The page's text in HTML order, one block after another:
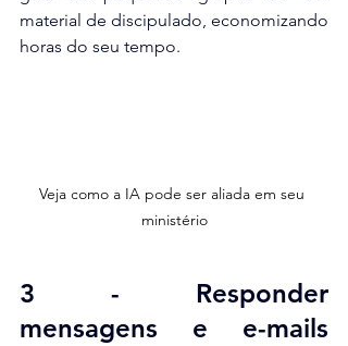
material de discipulado, economizando
horas do seu tempo.
Veja como a IA pode ser aliada em seu
ministério
3 - Responder
mensagens e e-mails